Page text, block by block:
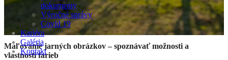
dokumenty
Výročné správy
Covid 19
Kariéra
Galéria
Kontakt
Maľovanie jarných obrázkov – spoznávať možnosti a
vlastnosti farieb